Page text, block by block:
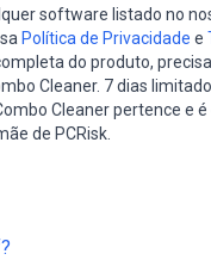
software listado no
Política de Privacidade e
do produto,
Cleaner. 7 dias
Cleaner pertence e
de PCRisk.